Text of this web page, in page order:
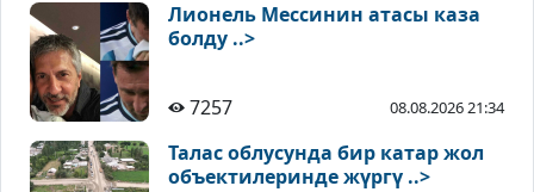
Лионель Мессинин атасы каза
болду ..>
7257 08.08.2026 21:34
Талас облусунда бир катар жол
объектилеринде жүргү ..>